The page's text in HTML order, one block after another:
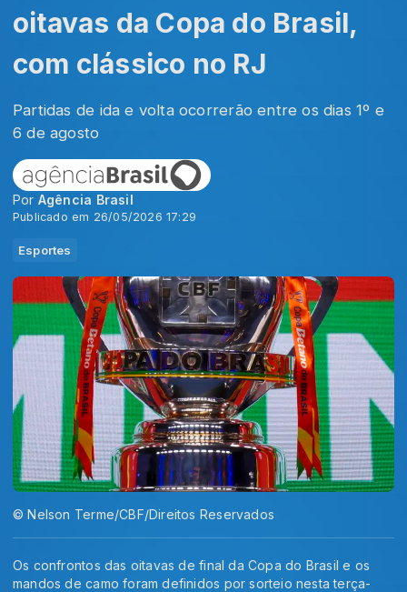
oitavas da Copa do Brasil,
com clássico no RJ
Partidas de ida e volta ocorrerão entre os dias 1º e
6 de agosto
Por Agência Brasil
Publicado em 26/05/2026 17:29
Esportes
© Nelson Terme/CBF/Direitos Reservados
Os confrontos das oitavas de final da Copa do Brasil e os
mandos de camo foram definidos por sorteio nesta terça-